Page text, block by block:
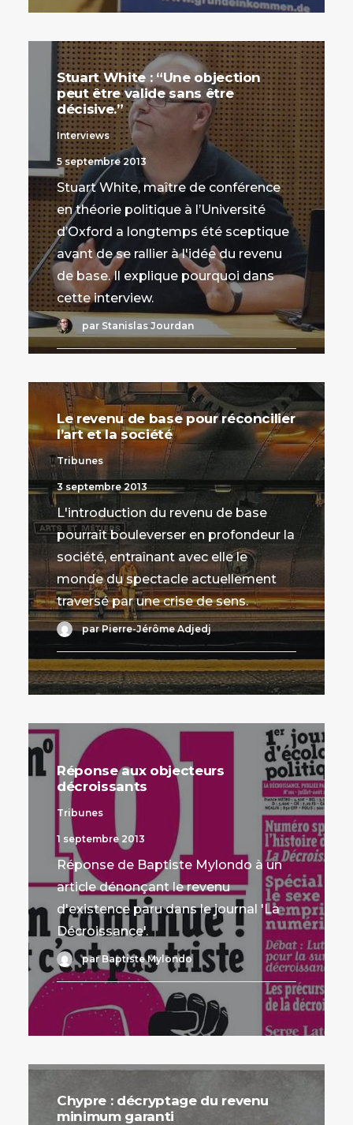
Stuart White : “Une objection
peut être valide sans être
décisive.”
Interviews
5 septembre 2013
Stuart White, maître de conférence
en théorie politique à l’Université
d’Oxford a longtemps été sceptique
avant de se rallier à l'idée du revenu
de base. Il explique pourquoi dans
cette interview.
par Stanislas Jourdan
Le revenu de base pour réconcilier
l’art et la société
Tribunes
3 septembre 2013
L'introduction du revenu de base
pourrait bouleverser en profondeur la
société, entraînant avec elle le
monde du spectacle actuellement
traversé par une crise de sens.
par Pierre-Jérôme Adjedj
Réponse aux objecteurs
décroissants
Tribunes
1 septembre 2013
Réponse de Baptiste Mylondo à un
article dénonçant le revenu
d'existence paru dans le journal 'La
Décroissance'.
par Baptiste Mylondo
Chypre : décryptage du revenu
minimum garanti